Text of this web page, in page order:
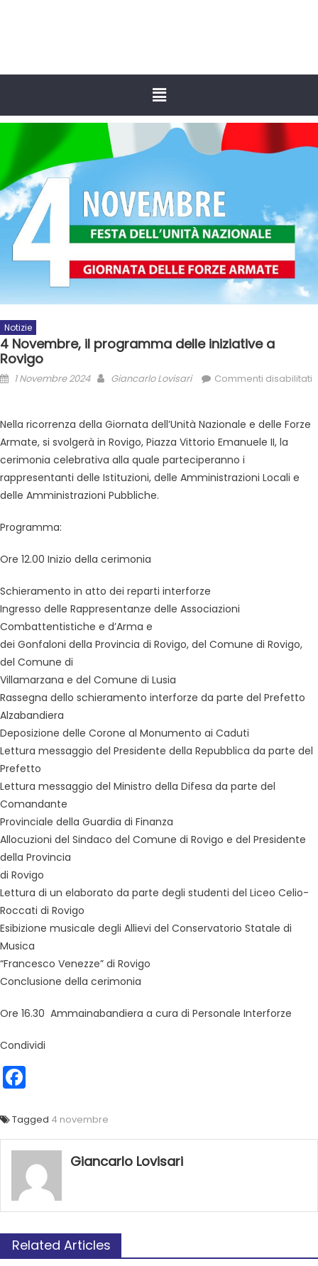
Notizie
4 Novembre, il programma delle iniziative a
Rovigo
1 Novembre 2024 Giancarlo Lovisari Commenti disabilitati
Nella ricorrenza della Giornata dell’Unità Nazionale e delle Forze
Armate, si svolgerà in Rovigo, Piazza Vittorio Emanuele II, la
cerimonia celebrativa alla quale parteciperanno i
rappresentanti delle Istituzioni, delle Amministrazioni Locali e
delle Amministrazioni Pubbliche.
Programma:
Ore 12.00 Inizio della cerimonia
Schieramento in atto dei reparti interforze
Ingresso delle Rappresentanze delle Associazioni
Combattentistiche e d’Arma e
dei Gonfaloni della Provincia di Rovigo, del Comune di Rovigo,
del Comune di
Villamarzana e del Comune di Lusia
Rassegna dello schieramento interforze da parte del Prefetto
Alzabandiera
Deposizione delle Corone al Monumento ai Caduti
Lettura messaggio del Presidente della Repubblica da parte del
Prefetto
Lettura messaggio del Ministro della Difesa da parte del
Comandante
Provinciale della Guardia di Finanza
Allocuzioni del Sindaco del Comune di Rovigo e del Presidente
della Provincia
di Rovigo
Lettura di un elaborato da parte degli studenti del Liceo Celio-
Roccati di Rovigo
Esibizione musicale degli Allievi del Conservatorio Statale di
Musica
“Francesco Venezze” di Rovigo
Conclusione della cerimonia
Ore 16.30 Ammainabandiera a cura di Personale Interforze
Condividi
Tagged 4 novembre
Giancarlo Lovisari
Related Articles